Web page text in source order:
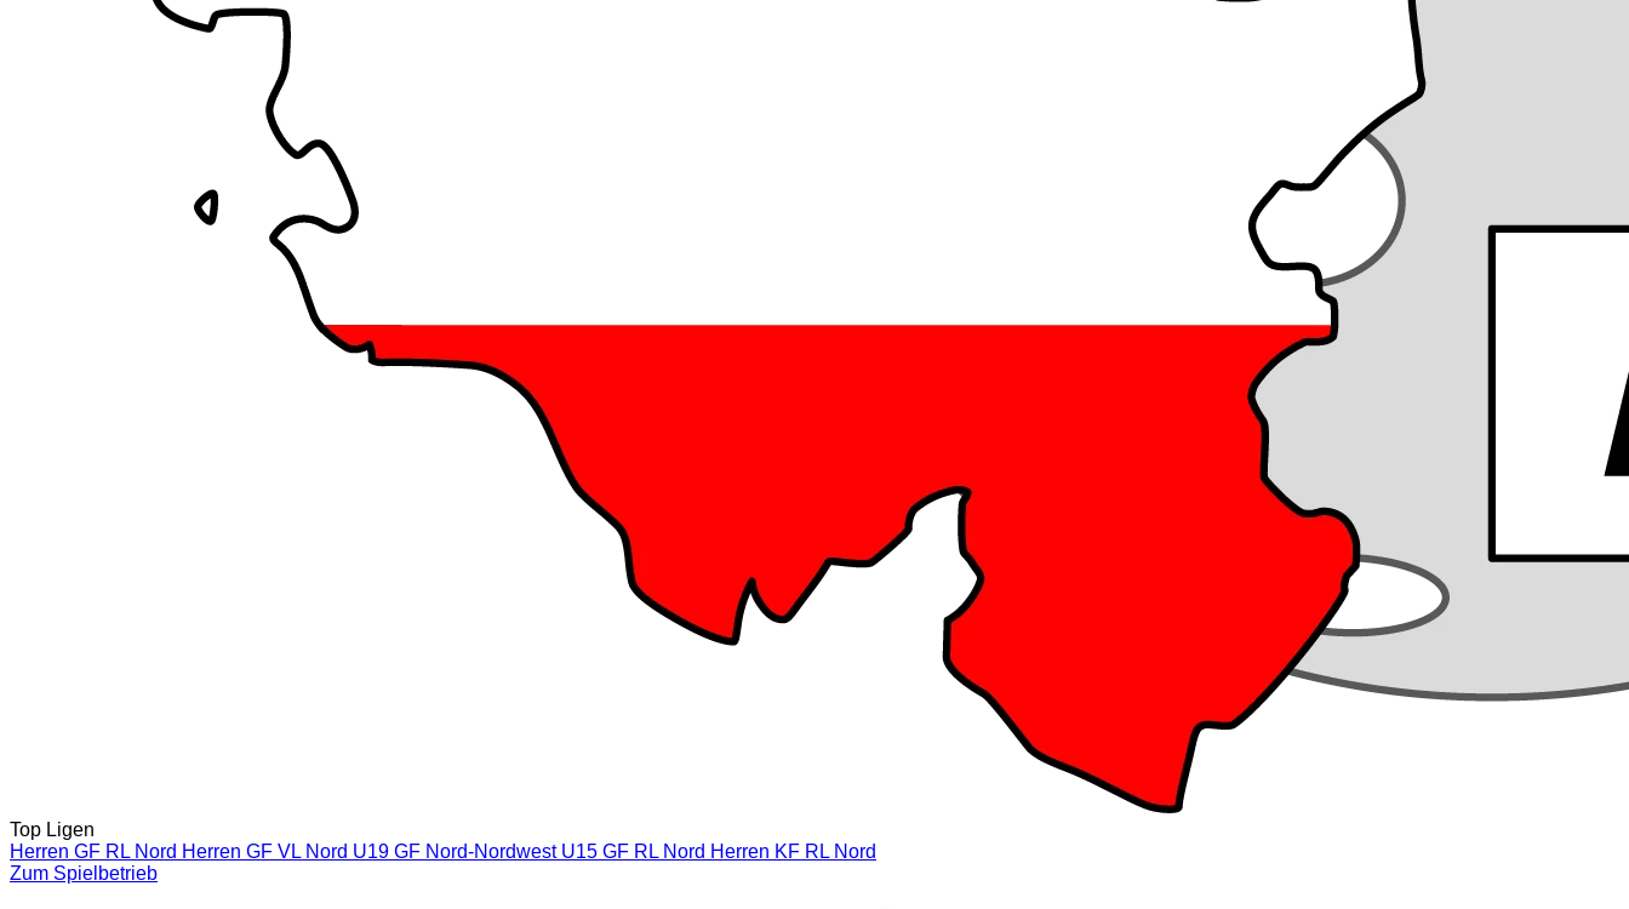
Top Ligen
Herren GF RL Nord Herren GF VL Nord U19 GF Nord-Nordwest U15 GF RL Nord Herren KF RL Nord
Zum Spielbetrieb